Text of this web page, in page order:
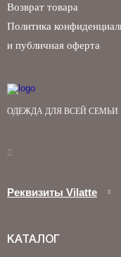
ОДЕЖДА ДЛЯ ВСЕЙ СЕМЬИ
Реквизиты Vilatte
Возврат товара
Политика
и публичная оферта
КАТАЛОГ